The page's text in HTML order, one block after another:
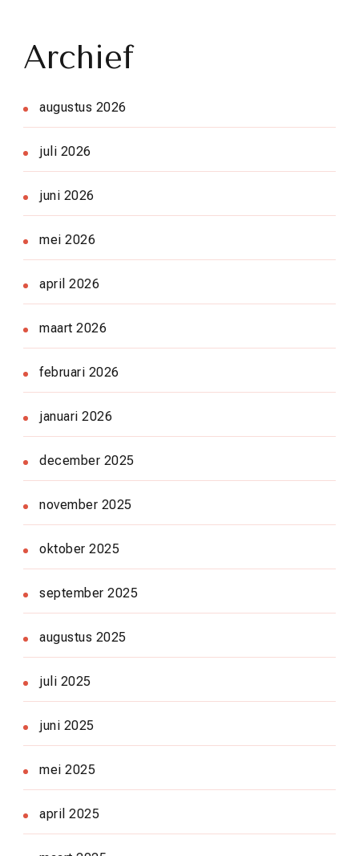
Archief
augustus 2026
juli 2026
juni 2026
mei 2026
april 2026
maart 2026
februari 2026
januari 2026
december 2025
november 2025
oktober 2025
september 2025
augustus 2025
juli 2025
juni 2025
mei 2025
april 2025